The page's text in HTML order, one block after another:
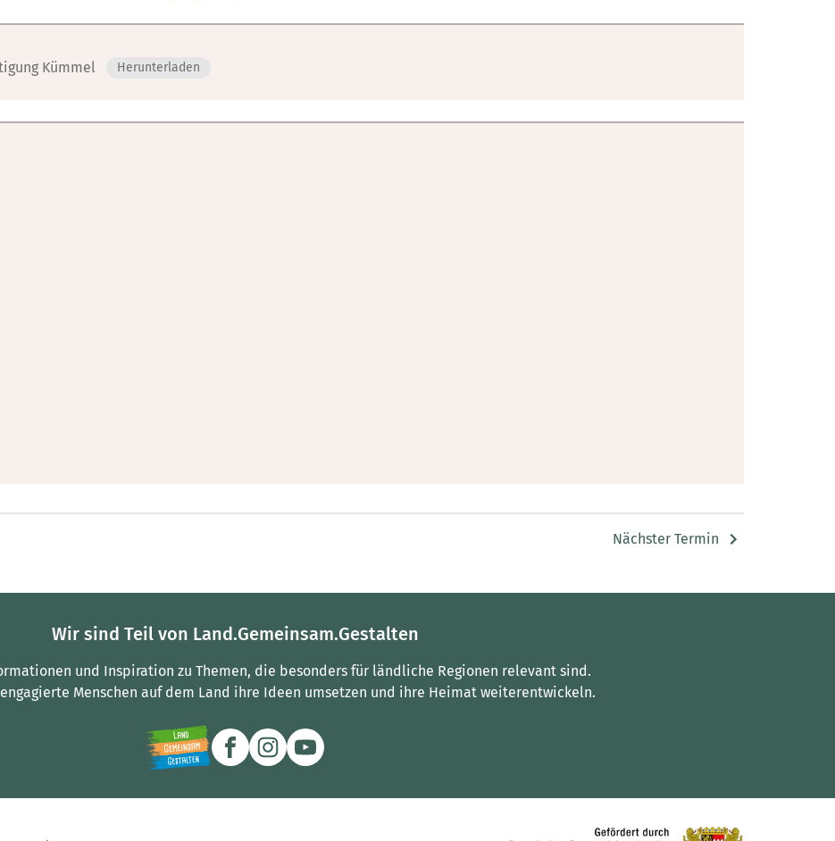
Kümmel
Herunterladen
Nächster Termin
Wir sind Teil von Land.Gemeinsam.Gestalten
und Inspiration zu Themen, die besonders für ländliche Regionen relevant sind.
Menschen auf dem Land ihre Ideen umsetzen und ihre Heimat weiterentwickeln.